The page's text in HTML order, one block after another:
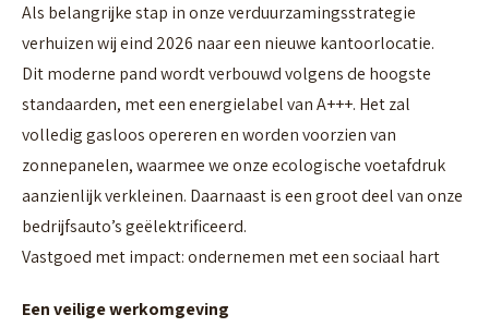
Als belangrijke stap in onze verduurzamingsstrategie
verhuizen wij eind 2026 naar een nieuwe kantoorlocatie.
Dit moderne pand wordt verbouwd volgens de hoogste
standaarden, met een energielabel van A+++. Het zal
volledig gasloos opereren en worden voorzien van
zonnepanelen, waarmee we onze ecologische voetafdruk
aanzienlijk verkleinen. Daarnaast is een groot deel van onze
bedrijfsauto’s geëlektrificeerd.
Vastgoed met impact: ondernemen met een sociaal hart
Een veilige werkomgeving